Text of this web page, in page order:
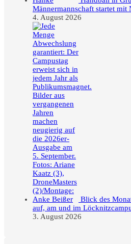
Männermannschaft startet mit
4. August 2026
Blick des
auf, am und im
3. August 2026